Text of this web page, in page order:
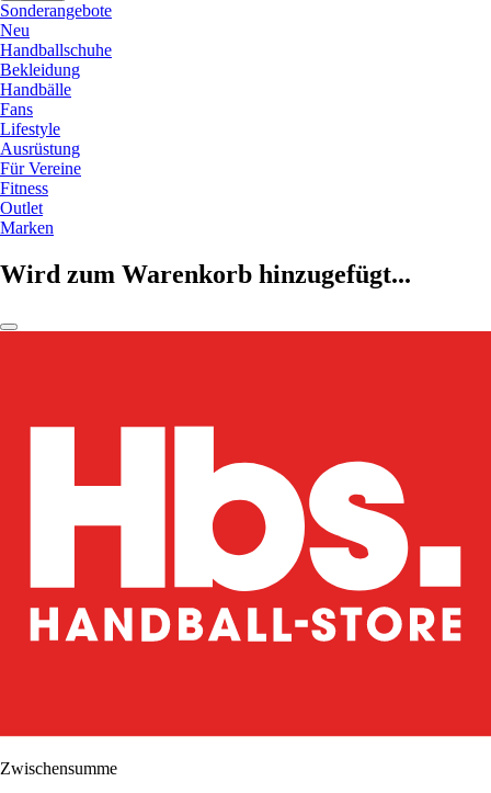
Sonderangebote
Neu
Handballschuhe
Bekleidung
Handbälle
Fans
Lifestyle
Ausrüstung
Für Vereine
Fitness
Outlet
Marken
Wird zum Warenkorb hinzugefügt...
Zwischensumme